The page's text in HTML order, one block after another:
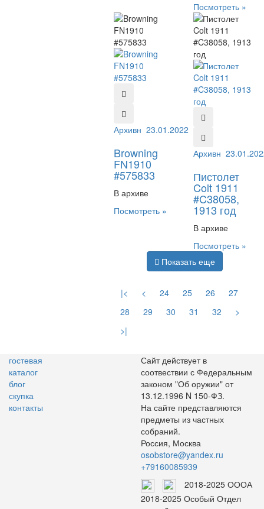
Посмотреть »
Архивный №: 575833
23.01.2022
Browning
FN1910
#575833
В архиве
Посмотреть »
Архивный №:
Пистолет
Colt 1911
#C38058,
1913 год
В архиве
Посмотреть »
Показать еще
|< < 24 25 26
27
28
29 30 31 32
>
>|
гостевая
каталог
блог
скупка
контакты
Сайт действует в
соотвествии с Федеральным
законом "Об оружии" от
13.12.1996 N 150-ФЗ.
На сайте представляются
предметы из частных
собраний.
Россия, Москва
osobstore@yandex.ru
+79160085939
2018-2025 ОООА
2018-2025 Особый Отдел